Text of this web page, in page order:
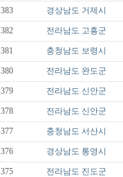
383 경상남도 거제시
382 전라남도 고흥군
381 충청남도 보령시
380 전라남도 완도군
379 전라남도 신안군
378 전라남도 신안군
377 충청남도 서산시
376 경상남도 통영시
375 전라남도 진도군